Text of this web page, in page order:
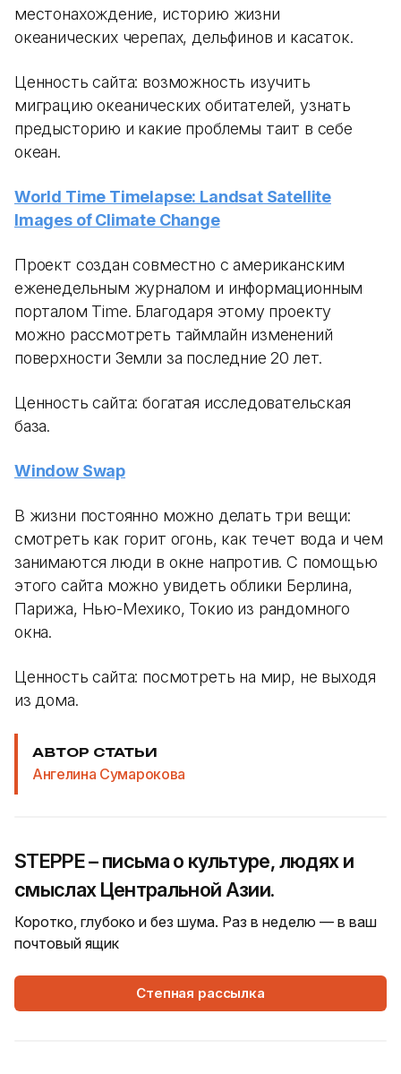
местонахождение, историю жизни
океанических черепах, дельфинов и касаток.
Ценность сайта: возможность изучить
миграцию океанических обитателей, узнать
предысторию и какие проблемы таит в себе
океан.
World Time Timelapse: Landsat Satellite
Images of Climate Change
Проект создан совместно с американским
еженедельным журналом и информационным
порталом Time. Благодаря этому проекту
можно рассмотреть таймлайн изменений
поверхности Земли за последние 20 лет.
Ценность сайта: богатая исследовательская
база.
Window Swap
В жизни постоянно можно делать три вещи:
смотреть как горит огонь, как течет вода и чем
занимаются люди в окне напротив. С помощью
этого сайта можно увидеть облики Берлина,
Парижа, Нью-Мехико, Токио из рандомного
окна.
Ценность сайта: посмотреть на мир, не выходя
из дома.
АВТОР СТАТЬИ
Ангелина Сумарокова
STEPPE – письма о культуре, людях и
смыслах Центральной Азии.
Коротко, глубоко и без шума. Раз в неделю — в ваш
почтовый ящик
Степная рассылка